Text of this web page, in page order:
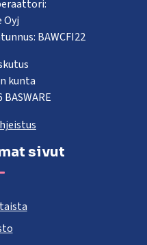
Oyj
BAWCFI22
kunta
BASWARE
sivut